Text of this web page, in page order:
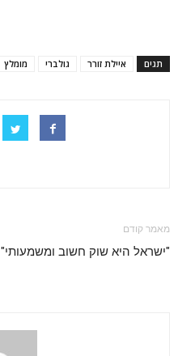
תגים איילת זורר גולברי מומלץ
מאמר קודם
"ישראל היא שוק חשוב ומשמעותי"